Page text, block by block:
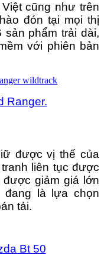
cũng như trên
đón tại mọi thị
phẩm trải dài,
với phiên bản
Ranger.
được vị thế của
liên tục được
giảm giá lớn
là lựa chọn
tải.
Bt 50